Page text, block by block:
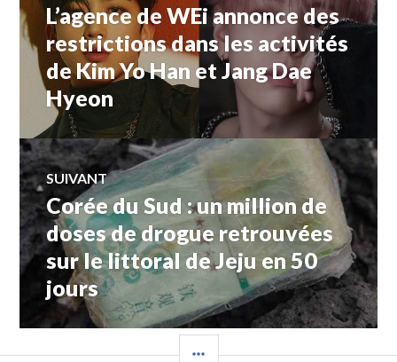
de
l’article
Article
précédent :
L’agence de WEi annonce des
restrictions dans les activités
de Kim Yo Han et Jang Dae
Hyeon
SUIVANT
Article
Suivant:
Corée du Sud : un million de
doses de drogue retrouvées
sur le littoral de Jeju en 50
jours